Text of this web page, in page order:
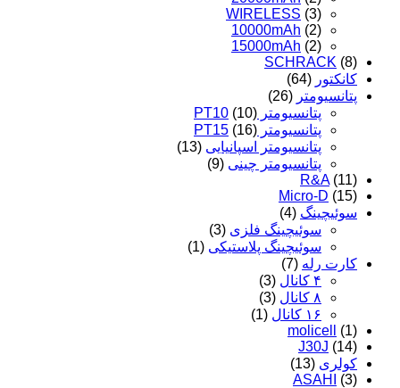
WIRELESS (3)
10000mAh (2)
15000mAh (2)
SCHRACK (8)
کانکتور (64)
پتانسیومتر (26)
پتانسیومتر PT10 (10)
پتانسیومتر PT15 (16)
پتانسیومتر اسپانیایی (13)
پتانسیومتر چینی (9)
R&A (11)
Micro-D (15)
سوئیچینگ (4)
سوئیچینگ فلزی (3)
سوئیچینگ پلاستیکی (1)
کارت رله (7)
۴ کانال
(3)
۸ کانال
(3)
۱۶ کانال
(1)
molicell
(1)
J30J (14)
کولری (13)
ASAHI
(3)